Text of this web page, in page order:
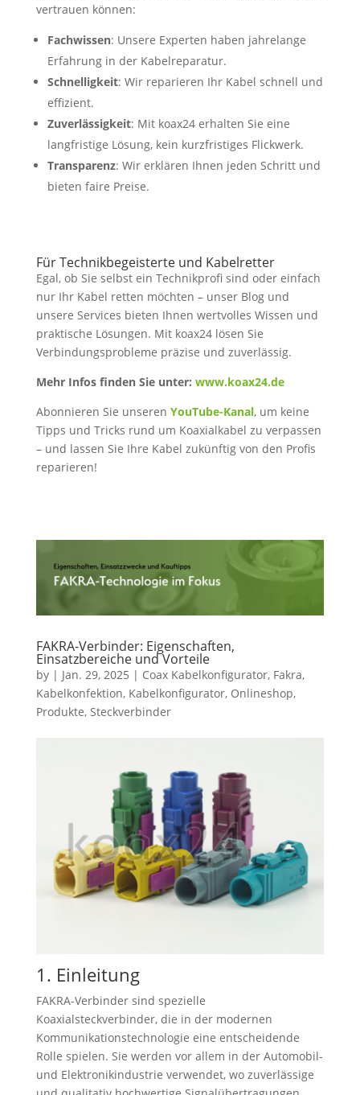
vertrauen können:
Fachwissen: Unsere Experten haben jahrelange
Erfahrung in der Kabelreparatur.
Schnelligkeit: Wir reparieren Ihr Kabel schnell und
effizient.
Zuverlässigkeit: Mit koax24 erhalten Sie eine
langfristige Lösung, kein kurzfristiges Flickwerk.
Transparenz: Wir erklären Ihnen jeden Schritt und
bieten faire Preise.
Für Technikbegeisterte und Kabelretter
Egal, ob Sie selbst ein Technikprofi sind oder einfach
nur Ihr Kabel retten möchten – unser Blog und
unsere Services bieten Ihnen wertvolles Wissen und
praktische Lösungen. Mit koax24 lösen Sie
Verbindungsprobleme präzise und zuverlässig.
Mehr Infos finden Sie unter: www.koax24.de
Abonnieren Sie unseren YouTube-Kanal, um keine
Tipps und Tricks rund um Koaxialkabel zu verpassen
– und lassen Sie Ihre Kabel zukünftig von den Profis
reparieren!
FAKRA-Verbinder: Eigenschaften,
Einsatzbereiche und Vorteile
by | Jan. 29, 2025 | Coax Kabelkonfigurator, Fakra,
Kabelkonfektion, Kabelkonfigurator, Onlineshop,
Produkte, Steckverbinder
1. Einleitung
FAKRA-Verbinder sind spezielle
Koaxialsteckverbinder, die in der modernen
Kommunikationstechnologie eine entscheidende
Rolle spielen. Sie werden vor allem in der Automobil-
und Elektronikindustrie verwendet, wo zuverlässige